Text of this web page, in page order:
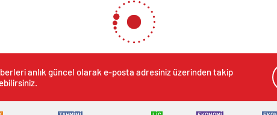
2024 sezonu sona erdi, gözler EURO 2024’te
sezonu sona erdi,